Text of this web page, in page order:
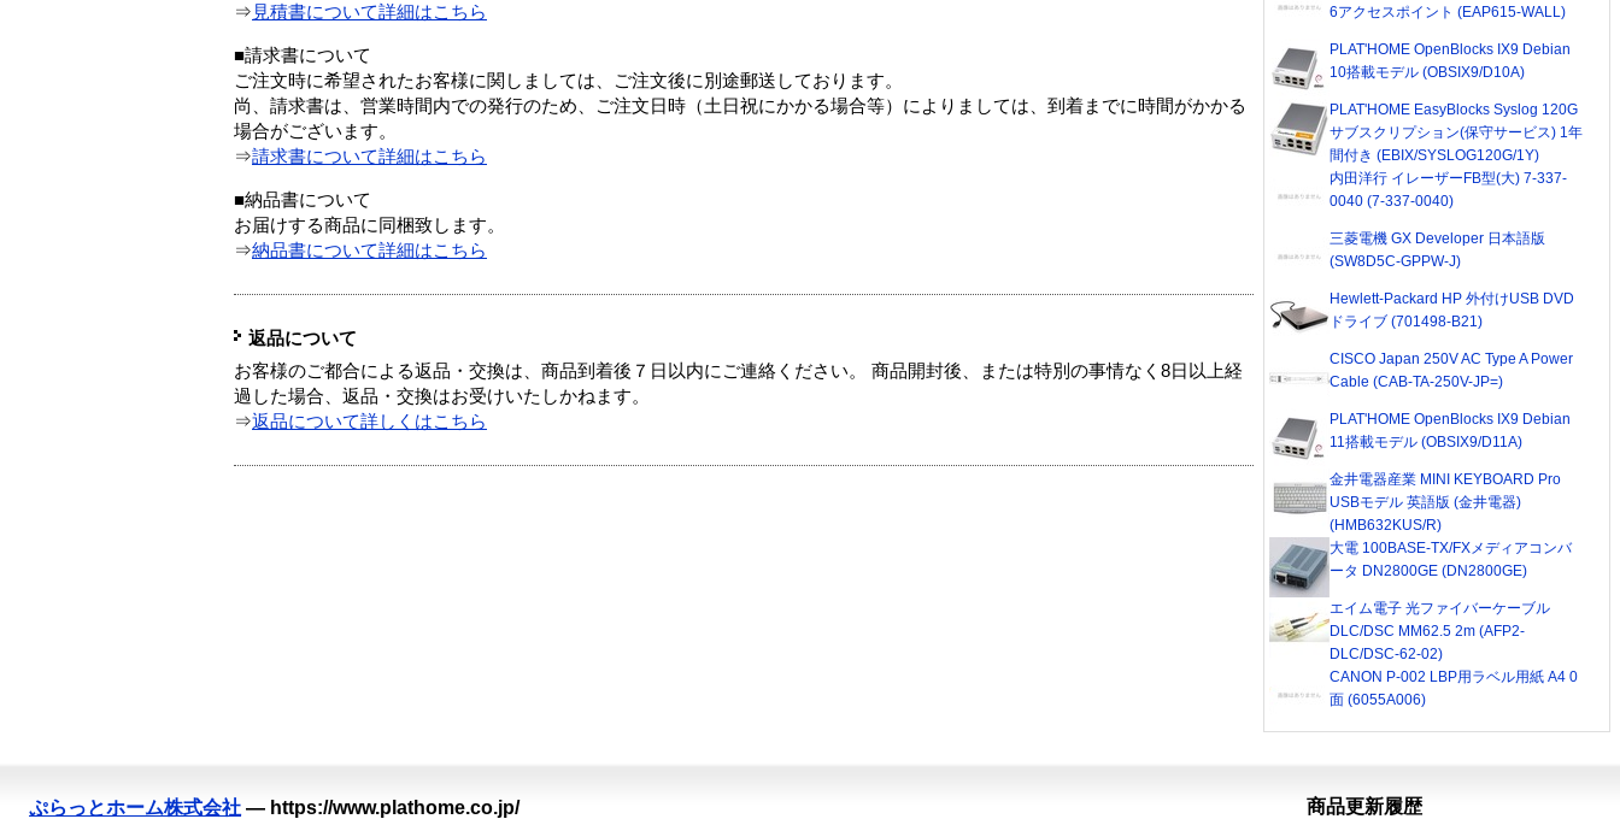
⇒ 見積書について詳細はこちら
■請求書について
ご注文時に希望されたお客様に関しましては、ご注文後に別途郵送しております。
尚、請求書は、営業時間内での発行のため、ご注文日時（土日祝にかかる場合等）によりましては、到着までに時間がかかる
場合がございます。
⇒請求書について詳細はこちら
■納品書について
お届けする商品に同梱致します。
⇒納品書について詳細はこちら
返品について
お客様のご都合による返品・交換は、商品到着後７日以内にご連絡ください。 商品開封後、または特別の事情なく8日以上経
過した場合、返品・交換はお受けいたしかねます。
⇒返品について詳しくはこちら
6アクセスポイント (EAP615-WALL)
PLAT'HOME OpenBlocks IX9 Debian
10搭載モデル (OBSIX9/D10A)
PLAT'HOME EasyBlocks Syslog 120G
サブスクリプション(保守サービス) 1年
間付き (EBIX/SYSLOG120G/1Y)
内田洋行 イレーザーFB型(大) 7-337-
0040 (7-337-0040)
三菱電機 GX Developer 日本語版
(SW8D5C-GPPW-J)
Hewlett-Packard HP 外付けUSB DVD
ドライブ (701498-B21)
CISCO Japan 250V AC Type A Power
Cable (CAB-TA-250V-JP=)
PLAT'HOME OpenBlocks IX9 Debian
11搭載モデル (OBSIX9/D11A)
金井電器産業 MINI KEYBOARD Pro
USBモデル 英語版 (金井電器)
(HMB632KUS/R)
大電 100BASE-TX/FXメディアコンバ
ータ DN2800GE (DN2800GE)
エイム電子 光ファイバーケーブル
DLC/DSC MM62.5 2m (AFP2-
DLC/DSC-62-02)
CANON P-002 LBP用ラベル用紙 A4 0
面 (6055A006)
ぷらっとホーム株式会社 — https://www.plathome.co.jp/
商品更新履歴